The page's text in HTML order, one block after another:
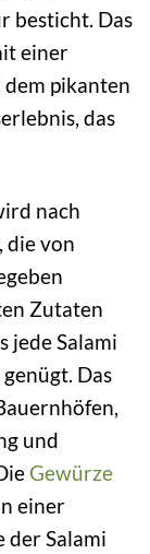
besticht. Das
einer
dem pikanten
das
nach
die von
Zutaten
jede Salami
Das
und
Gewürze
einer
der Salami